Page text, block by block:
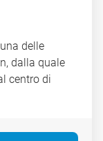
delle
dalla quale
centro di